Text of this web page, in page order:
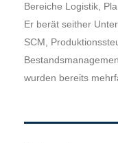
Bereiche Logistik,
Er berät seither
SCM,
wurden bereits